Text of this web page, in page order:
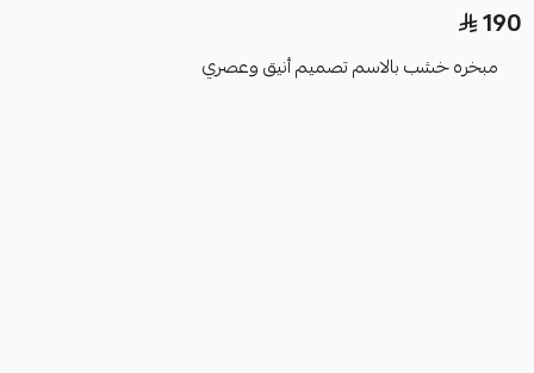
190
مبخره خشب بالاسم تصميم أنيق وعصري